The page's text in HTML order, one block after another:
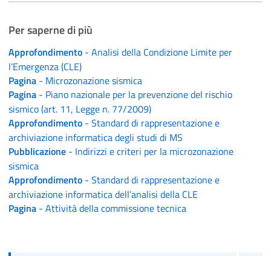
Per saperne di più
Approfondimento - Analisi della Condizione Limite per
l’Emergenza (CLE)
Pagina - Microzonazione sismica
Pagina - Piano nazionale per la prevenzione del rischio
sismico (art. 11, Legge n. 77/2009)
Approfondimento - Standard di rappresentazione e
archiviazione informatica degli studi di MS
Pubblicazione - Indirizzi e criteri per la microzonazione
sismica
Approfondimento - Standard di rappresentazione e
archiviazione informatica dell’analisi della CLE
Pagina - Attività della commissione tecnica